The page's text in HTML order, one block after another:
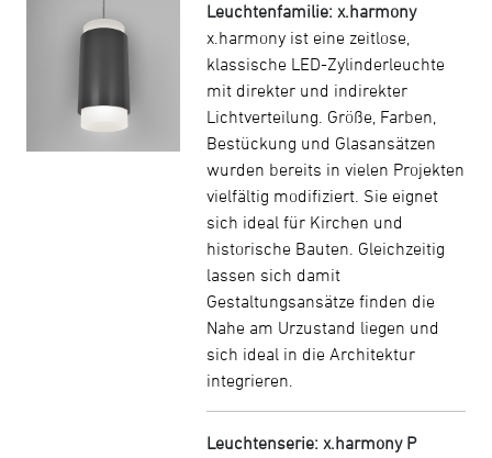
Leuchtenfamilie: x.harmony
x.harmony ist eine zeitlose,
klassische LED-Zylinderleuchte
mit direkter und indirekter
Lichtverteilung. Größe, Farben,
Bestückung und Glasansätzen
wurden bereits in vielen Projekten
vielfältig modifiziert. Sie eignet
sich ideal für Kirchen und
historische Bauten. Gleichzeitig
lassen sich damit
Gestaltungsansätze finden die
Nahe am Urzustand liegen und
sich ideal in die Architektur
integrieren.
Leuchtenserie: x.harmony P